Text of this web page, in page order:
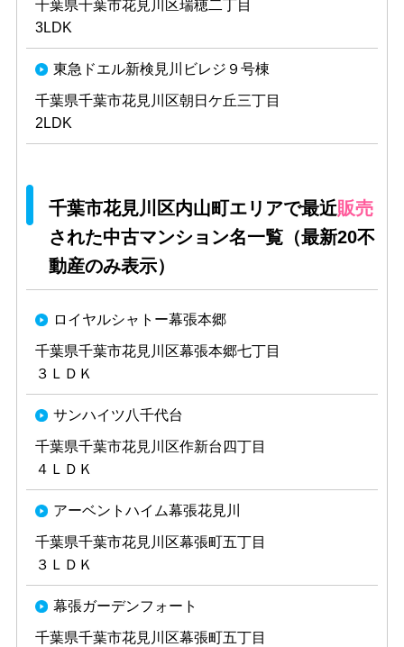
千葉県千葉市花見川区瑞穂二丁目
3LDK
東急ドエル新検見川ビレジ９号棟
千葉県千葉市花見川区朝日ケ丘三丁目
2LDK
千葉市花見川区内山町エリアで最近販売
された中古マンション名一覧（最新20不
動産のみ表示）
ロイヤルシャトー幕張本郷
千葉県千葉市花見川区幕張本郷七丁目
３ＬＤＫ
サンハイツ八千代台
千葉県千葉市花見川区作新台四丁目
４ＬＤＫ
アーベントハイム幕張花見川
千葉県千葉市花見川区幕張町五丁目
３ＬＤＫ
幕張ガーデンフォート
千葉県千葉市花見川区幕張町五丁目